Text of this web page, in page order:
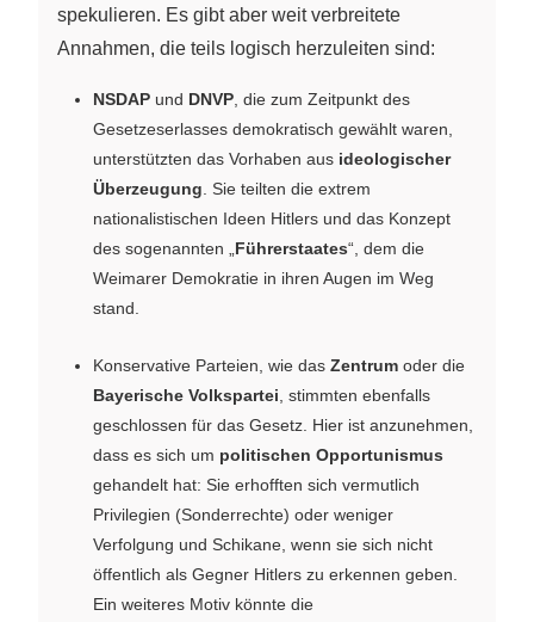
spekulieren. Es gibt aber weit verbreitete
Annahmen, die teils logisch herzuleiten sind:
NSDAP und DNVP , die zum Zeitpunkt des
Gesetzeserlasses demokratisch gewählt waren,
unterstützten das Vorhaben aus ideologischer
Überzeugung . Sie teilten die extrem
nationalistischen Ideen Hitlers und das Konzept
des sogenannten „ Führerstaates“, dem die
Weimarer Demokratie in ihren Augen im Weg
stand.
Konservative Parteien, wie das Zentrum oder die
Bayerische Volkspartei , stimmten ebenfalls
geschlossen für das Gesetz. Hier ist anzunehmen,
dass es sich um politischen Opportunismus
gehandelt hat: Sie erhofften sich vermutlich
Privilegien (Sonderrechte) oder weniger
Verfolgung und Schikane, wenn sie sich nicht
öffentlich als Gegner Hitlers zu erkennen geben.
Ein weiteres Motiv könnte die